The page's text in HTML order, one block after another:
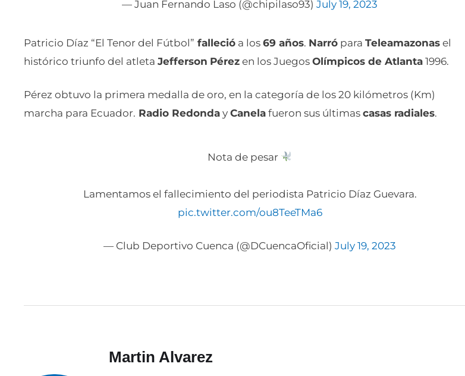
— Juan Fernando Laso (@chipilaso93) July 19, 2023
Patricio Díaz “El Tenor del Fútbol” falleció a los 69 años. Narró para Teleamazonas el
histórico triunfo del atleta Jefferson Pérez en los Juegos Olímpicos de Atlanta 1996.
Pérez obtuvo la primera medalla de oro, en la categoría de los 20 kilómetros (Km)
marcha para Ecuador. Radio Redonda y Canela fueron sus últimas casas radiales.
Nota de pesar
Lamentamos el fallecimiento del periodista Patricio Díaz Guevara.
pic.twitter.com/ou8TeeTMa6
— Club Deportivo Cuenca (@DCuencaOficial) July 19, 2023
Martin Alvarez